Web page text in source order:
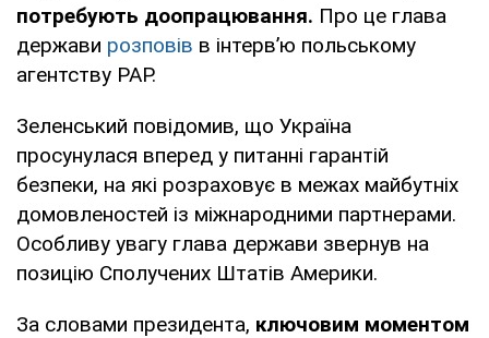
потребують доопрацювання. Про це глава
держави розповів в інтерв’ю польському
агентству PAP.
Зеленський повідомив, що Україна
просунулася вперед у питанні гарантій
безпеки, на які розраховує в межах майбутніх
домовленостей із міжнародними партнерами.
Особливу увагу глава держави звернув на
позицію Сполучених Штатів Америки.
За словами президента, ключовим моментом